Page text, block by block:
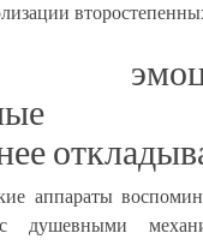
аппараты
душевными